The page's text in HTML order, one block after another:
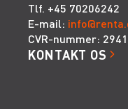
Tlf. +45 70206242
E-mail:
CVR-nummer:
KONTAKT OS